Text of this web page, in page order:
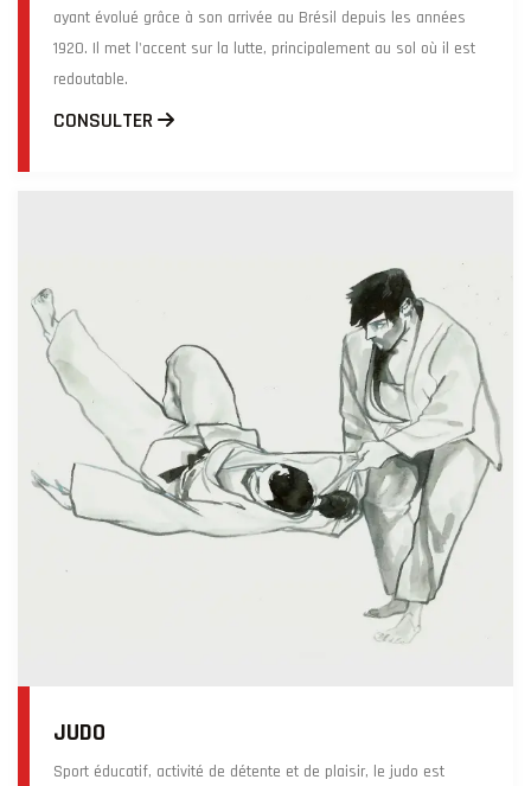
ayant évolué grâce à son arrivée au Brésil depuis les années
1920. Il met l'accent sur la lutte, principalement au sol où il est
redoutable.
CONSULTER
JUDO
Sport éducatif, activité de détente et de plaisir, le judo est